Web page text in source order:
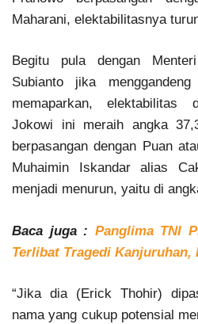
Maharani, elektabilitasnya
Begitu pula dengan
Subianto jika
memaparkan, elektabilitas
Jokowi ini meraih angka
berpasangan dengan Puan
Muhaimin Iskandar alias
menjadi menurun, yaitu di
Baca juga : Panglima TNI
Terlibat Tragedi Kanjuruhan,
“Jika dia (Erick Thohir)
nama yang cukup potensial